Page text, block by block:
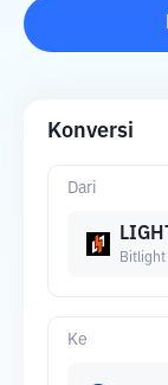
Konversi
Dari
LIGHT
Bitlight
Ke